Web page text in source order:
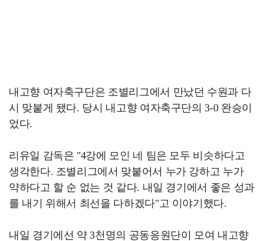
내고향 여자축구단은 조별리그에서 만났던 수원과 다
시 맞붙게 됐다. 당시 내고향 여자축구단의 3-0 완승이
었다.
리유일 감독은 "4강에 모인 네 팀은 모두 비슷하다고
생각한다. 조별리그에서 맞붙어서 누가 강하고 누가
약하다고 할 순 없는 것 같다. 내일 경기에서 좋은 성과
를 내기 위해서 최선을 다하겠다"고 이야기했다.
내일 경기에선 약 3천명의 공동응원단이 모여 내고향